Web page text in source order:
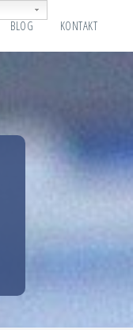
BLOG KONTAKT